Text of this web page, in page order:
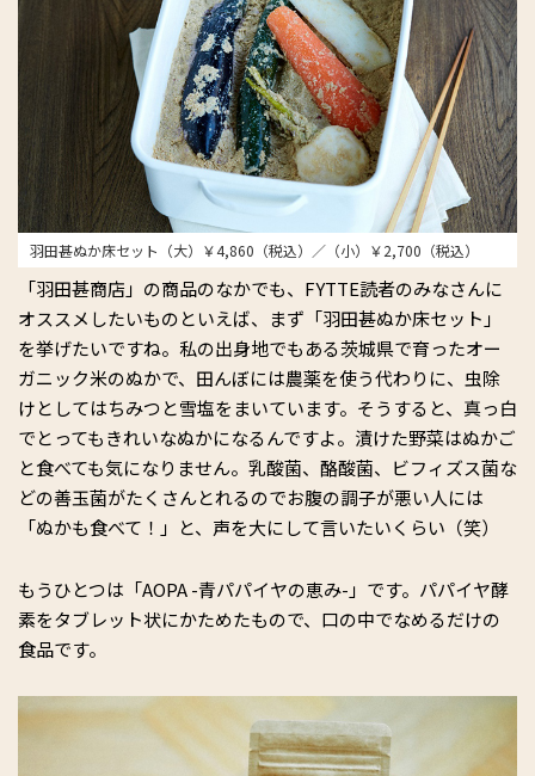
羽田甚ぬか床セット（大）￥4,860（税込）／（小）￥2,700（税込）
「羽田甚商店」の商品のなかでも、FYTTE読者のみなさんに
オススメしたいものといえば、まず「羽田甚ぬか床セット」
を挙げたいですね。私の出身地でもある茨城県で育ったオー
ガニック米のぬかで、田んぼには農薬を使う代わりに、虫除
けとしてはちみつと雪塩をまいています。そうすると、真っ白
でとってもきれいなぬかになるんですよ。漬けた野菜はぬかご
と食べても気になりません。乳酸菌、酪酸菌、ビフィズス菌な
どの善玉菌がたくさんとれるのでお腹の調子が悪い人には
「ぬかも食べて！」と、声を大にして言いたいくらい（笑）
もうひとつは「AOPA -青パパイヤの恵み-」です。パパイヤ酵
素をタブレット状にかためたもので、口の中でなめるだけの
食品です。